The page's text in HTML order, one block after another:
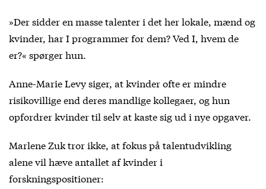
»Der sidder en masse talenter i det her lokale, mænd og
kvinder, har I programmer for dem? Ved I, hvem de
er?« spørger hun.
Anne-Marie Levy siger, at kvinder ofte er mindre
risikovillige end deres mandlige kollegaer, og hun
opfordrer kvinder til selv at kaste sig ud i nye opgaver.
Marlene Zuk tror ikke, at fokus på talentudvikling
alene vil hæve antallet af kvinder i
forskningspositioner: